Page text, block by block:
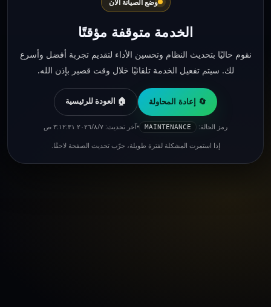
الخدمة متوقفة مؤقتًا
نقوم حاليًا بتحديث النظام وتحسين الأداء لتقديم تجربة أفضل وأسرع
لك. سيتم تفعيل الخدمة تلقائيًا خلال وقت قصير بإذن الله.
🔄 إعادة المحاولة 🏠 العودة للرئيسية
رمز الحالة: MAINTENANCE
•آخر تحديث: ٧‏/٨‏/٢٠٢٦ ٣:١٢:٣١ ص
إذا استمرت المشكلة لفترة طويلة، جرّب تحديث الصفحة لاحقًا.